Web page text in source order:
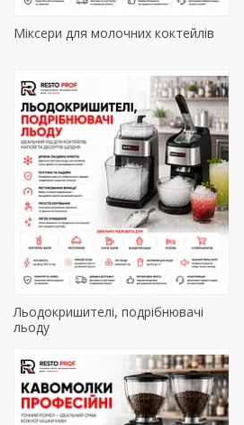
Міксери для молочних коктейлів
Льодокришителі, подрібнювачі
льоду